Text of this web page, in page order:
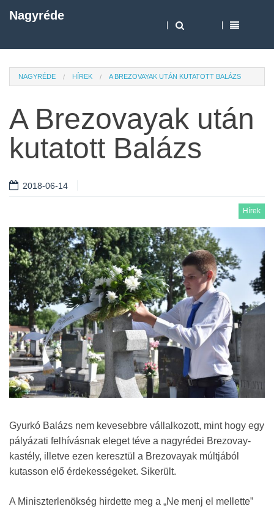
Nagyréde
NAGYRÉDE HÍREK A BREZOVAYAK UTÁN KUTATOTT BALÁZS
A Brezovayak után
kutatott Balázs
2018-06-14
Hírek
Gyurkó Balázs nem kevesebbre vállalkozott, mint hogy egy
pályázati felhívásnak eleget téve a nagyrédei Brezovay-
kastély, illetve ezen keresztül a Brezovayak múltjából
kutasson elő érdekességeket. Sikerült.
A Miniszterlenökség hirdette meg a „Ne menj el mellette”